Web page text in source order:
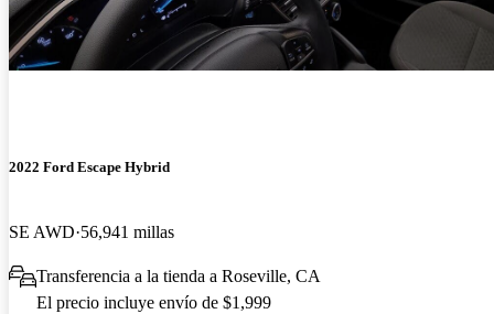
2022 Ford Escape Hybrid
SE AWD 56,941 millas
Transferencia a la tienda a Roseville, CA
El precio incluye envío de $1,999